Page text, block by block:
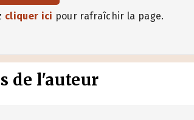
cliquer ici pour rafraîchir la page.
de l'auteur